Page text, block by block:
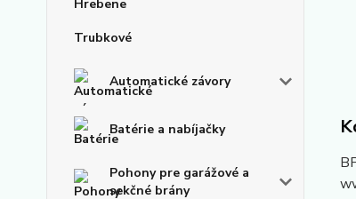
Trubkové
Automatické závory
Batérie a nabíjačky
Pohony pre garážové a
sekčné brány